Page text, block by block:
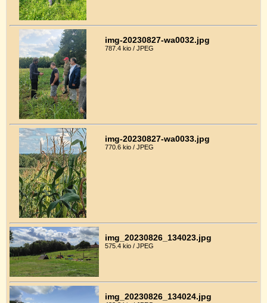
img-20230827-wa0032.jpg
787.4 kio / JPEG
img-20230827-wa0033.jpg
770.6 kio / JPEG
img_20230826_134023.jpg
575.4 kio / JPEG
img_20230826_134024.jpg